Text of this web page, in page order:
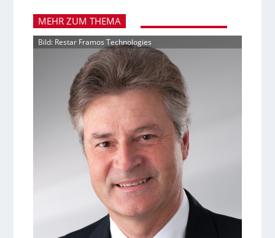
MEHR ZUM THEMA
Bild: Restar Framos Technologies